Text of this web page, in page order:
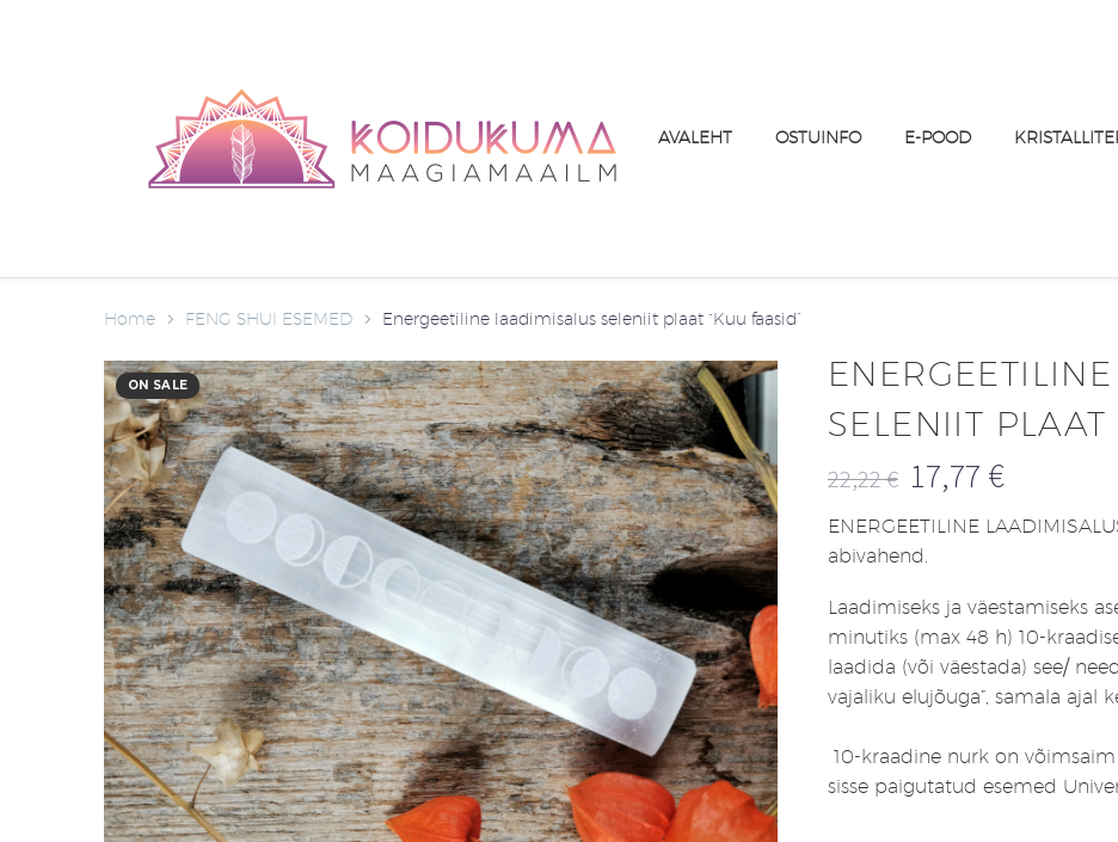
AVALEHT OSTUINFO E-POOD
Home FENG SHUI ESEMED Energeetiline laadimisalus seleniit plaat “Kuu faasid”
ON SALE
SELENIIT PLAAT
22,22€
hind
oli:
22,22 €.
17,77 €
Praegune
hind
on:
17,77 €.
ENERGEETILINE
abivahend.
Laadimiseks ja väestamiseks
minutiks (max 48 h) 10-
laadida (või väestada) see/
vajaliku elujõuga”, samala ajal
10-kraadine nurk on
sisse paigutatud esemed